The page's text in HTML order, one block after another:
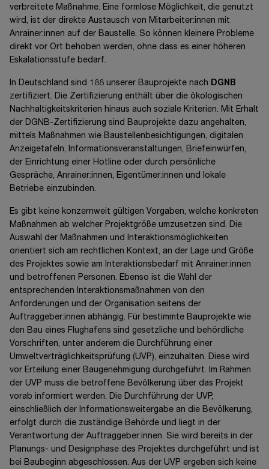
verbreitete Maßnahme. Eine formlose Möglichkeit, die genutzt
wird, ist der direkte Austausch von Mitarbeiter:innen mit
Anrainer:innen auf der Baustelle. So können kleinere Probleme
direkt vor Ort behoben werden, ohne dass es einer höheren
Eskalationsstufe bedarf.
In Deutschland sind 188 unserer Bauprojekte nach DGNB
zertifiziert. Die Zertifizierung enthält über die ökologischen
Nachhaltigkeitskriterien hinaus auch soziale Kriterien. Mit Erhalt
der DGNB-Zertifizierung sind Bauprojekte dazu angehalten,
mittels Maßnahmen wie Baustellenbesichtigungen, digitalen
Anzeigetafeln, Informationsveranstaltungen, Briefeinwürfen,
der Einrichtung einer Hotline oder durch persönliche
Gespräche, Anrainer:innen, Eigentümer:innen und lokale
Betriebe einzubinden.
Es gibt keine konzernweit gültigen Vorgaben, welche konkreten
Maßnahmen ab welcher Projektgröße umzusetzen sind. Die
Auswahl der Maßnahmen und Interaktionsmöglichkeiten
orientiert sich am rechtlichen Kontext, an der Lage und Größe
des Projektes sowie am Interaktionsbedarf mit Anrainer:innen
und betroffenen Personen. Ebenso ist die Wahl der
entsprechenden Interaktionsmaßnahmen von den
Anforderungen und der Organisation seitens der
Auftraggeber:innen abhängig. Für bestimmte Bauprojekte wie
den Bau eines Flughafens sind gesetzliche und behördliche
Vorschriften, unter anderem die Durchführung einer
Umweltverträglichkeitsprüfung (UVP), einzuhalten. Diese wird
vor Erteilung einer Baugenehmigung durchgeführt. Im Rahmen
der UVP muss die betroffene Bevölkerung über das Projekt
vorab informiert werden. Die Durchführung der UVP,
einschließlich der Informationsweitergabe an die Bevölkerung,
erfolgt durch die zuständige Behörde und liegt in der
Verantwortung der Auftraggeber:innen. Sie wird bereits in der
Planungs- und Designphase des Projektes durchgeführt und ist
bei Baubeginn abgeschlossen. Aus der UVP ergeben sich keine